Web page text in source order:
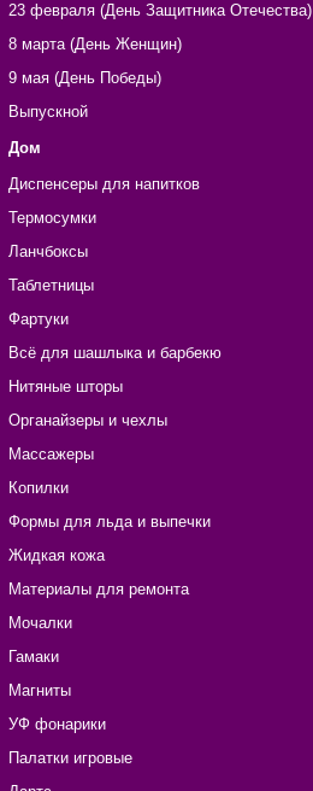
23 февраля (День Защитника Отечества)
8 марта (День Женщин)
9 мая (День Победы)
Выпускной
Дом
Диспенсеры для напитков
Термосумки
Ланчбоксы
Таблетницы
Фартуки
Всё для шашлыка и барбекю
Нитяные шторы
Органайзеры и чехлы
Массажеры
Копилки
Формы для льда и выпечки
Жидкая кожа
Материалы для ремонта
Мочалки
Гамаки
Магниты
УФ фонарики
Палатки игровые